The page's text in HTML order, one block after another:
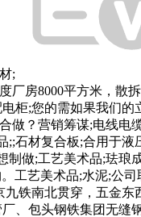
;
房8000平方米，散
柜;您的需如果我们
？营销筹谋;电线电
石材复合板;合用于
做;工艺美术品;珐琅
工艺美术品;水泥;公
铁南北贯穿，五金
、包头钢铁集团无